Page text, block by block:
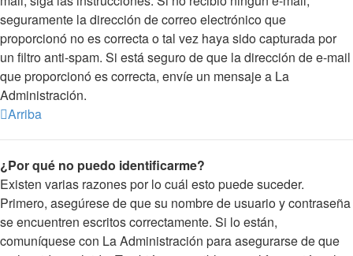
seguramente la dirección de correo electrónico que
proporcionó no es correcta o tal vez haya sido capturada por
un filtro anti-spam. Si está seguro de que la dirección de e-mail
que proporcionó es correcta, envíe un mensaje a La
Administración.
Arriba
¿Por qué no puedo identificarme?
Existen varias razones por lo cuál esto puede suceder.
Primero, asegúrese de que su nombre de usuario y contraseña
se encuentren escritos correctamente. Si lo están,
comuníquese con La Administración para asegurarse de que